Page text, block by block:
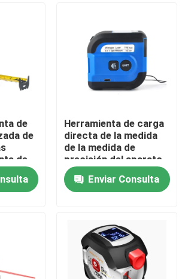
con
de costura personalizada
de
de
de
Herramienta de carga
directa de la medida
de la medida de
precisión del aparato
de medición el 196ft
del laser del PDA USB
Enviar Consulta